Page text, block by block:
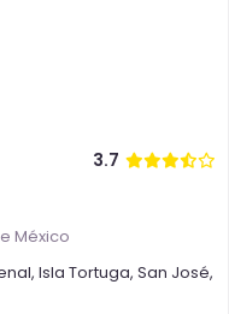
3.7
México
, Isla Tortuga, San José,